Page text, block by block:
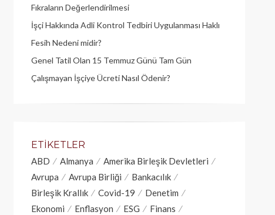
Fıkraların Değerlendirilmesi
İşçi Hakkında Adli Kontrol Tedbiri Uygulanması Haklı
Fesih Nedeni midir?
Genel Tatil Olan 15 Temmuz Günü Tam Gün
Çalışmayan İşçiye Ücreti Nasıl Ödenir?
ETIKETLER
ABD Almanya
Amerika Birleşik Devletleri
Avrupa
Avrupa Birliği
Bankacılık
Birleşik Krallık
Covid-19
Denetim
Ekonomi
Enflasyon ESG
Finans